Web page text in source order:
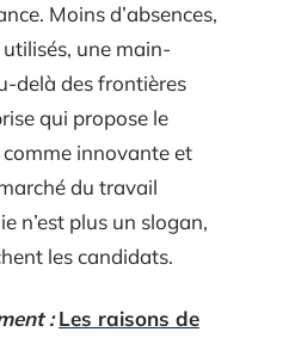
Moins d’absences,
une main-
delà des frontières
qui propose le
innovante et
du travail
n’est plus un slogan,
les candidats.
: Les raisons de